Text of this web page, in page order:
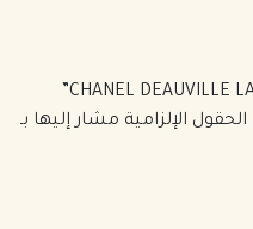
الحقول الإلزامية مشار إليها بـ